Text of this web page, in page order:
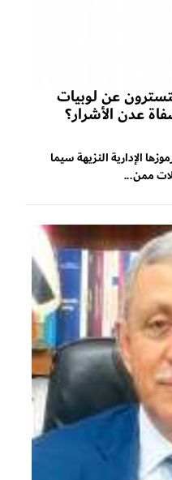
عن لوبيات
عدن الأشرار؟
الإدارية النزيهة سيما
ممن...